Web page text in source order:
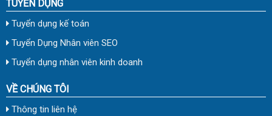
TUYỂN DỤNG
Tuyển dụng kế toán
Tuyển Dụng Nhân viên SEO
Tuyển dụng nhân viên kinh doanh
VỀ CHÚNG TÔI
Thông tin liên hệ